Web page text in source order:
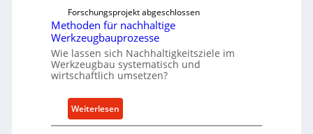
e
r
ü
h
r
t
A
k
a
Forschungsprojekt abgeschlossen
Methoden für nachhaltige
Werkzeugbauprozesse
Wie lassen sich Nachhaltigkeitsziele im
Werkzeugbau systematisch und
wirtschaftlich umsetzen?
Weiterlesen:
M